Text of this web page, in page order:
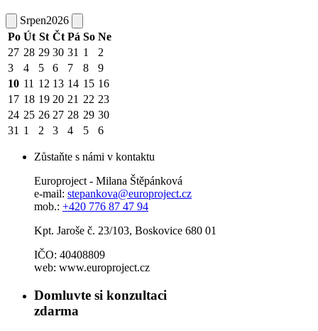
Srpen2026
Po Út St Čt Pá So Ne
27 28 29 30 31 1
2
3
4 5 6 7 8
9
10 11 12 13 14 15 16
17 18 19 20 21 22 23
24 25 26 27 28 29 30
31 1 2 3 4 5 6
Zůstaňte s námi v kontaktu
Europroject - Milana Štěpánková
e-mail: stepankova@europroject.cz
mob.: +420 776 87 47 94
Kpt. Jaroše č. 23/103, Boskovice 680 01
IČO: 40408809
web: www.europroject.cz
Domluvte si konzultaci
zdarma